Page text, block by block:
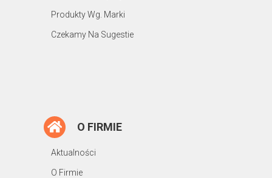
Produkty Wg. Marki
Czekamy Na Sugestie
O FIRMIE
Aktualności
O Firmie